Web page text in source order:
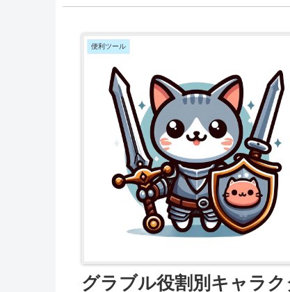
便利ツール
グラブル役割別キャラク